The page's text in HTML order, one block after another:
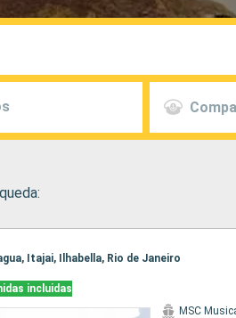
Itajai, Ilhabella, Rio de Janeiro
incluidas
MSC